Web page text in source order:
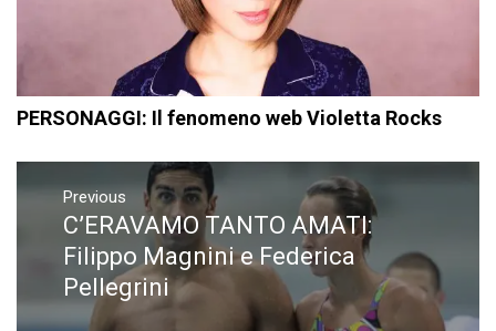
PERSONAGGI: Il fenomeno web Violetta Rocks
Navigazione
articoli
Previous
Previous
post:
C’ERAVAMO TANTO AMATI:
Filippo Magnini e Federica
Pellegrini